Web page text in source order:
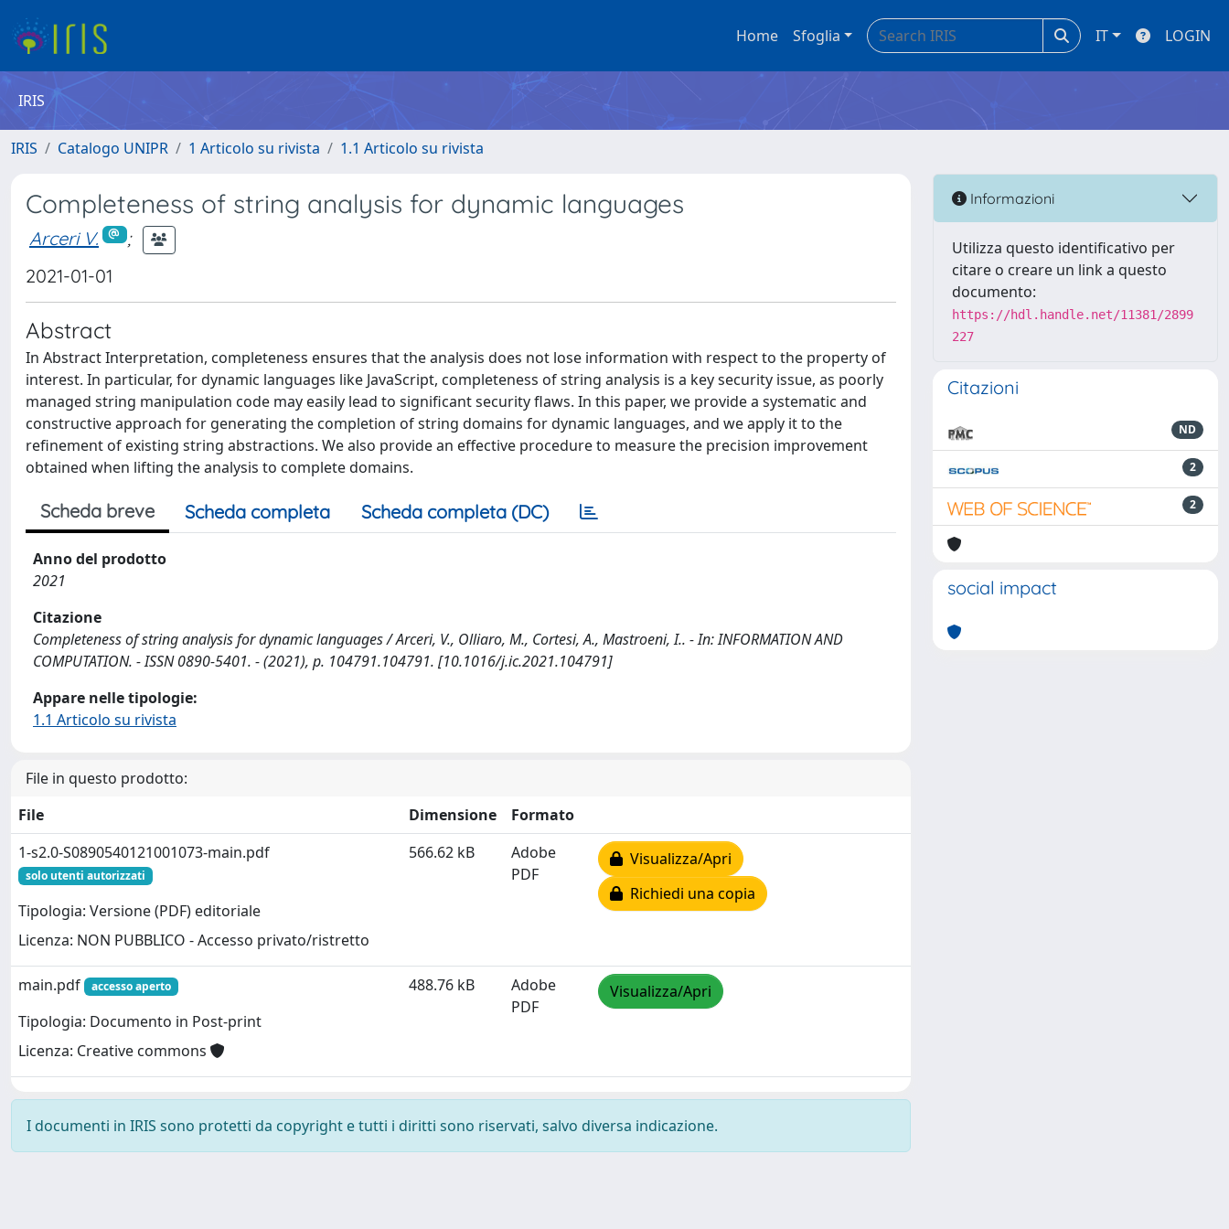
Home Sfoglia IT LOGIN
IRIS
IRIS Catalogo UNIPR 1 Articolo su rivista 1.1 Articolo su rivista
Completeness of string analysis for dynamic languages
Arceri V.
;
2021-01-01
Abstract
In Abstract Interpretation, completeness ensures that the analysis does not lose information with respect to the property of
interest. In particular, for dynamic languages like JavaScript, completeness of string analysis is a key security issue, as poorly
managed string manipulation code may easily lead to significant security flaws. In this paper, we provide a systematic and
constructive approach for generating the completion of string domains for dynamic languages, and we apply it to the
refinement of existing string abstractions. We also provide an effective procedure to measure the precision improvement
obtained when lifting the analysis to complete domains.
Scheda breve Scheda completa Scheda completa (DC)
Anno del prodotto
2021
Citazione
Completeness of string analysis for dynamic languages / Arceri, V., Olliaro, M., Cortesi, A., Mastroeni, I.. - In: INFORMATION AND
COMPUTATION. - ISSN 0890-5401. - (2021), p. 104791.104791. [10.1016/j.ic.2021.104791]
Appare nelle tipologie:
1.1 Articolo su rivista
File in questo prodotto:
File
Dimensione
Formato
1-s2.0-S0890540121001073-main.pdf
solo utenti autorizzati
Tipologia: Versione (PDF) editoriale
Licenza: NON PUBBLICO - Accesso privato/ristretto
566.62 kB
Adobe
PDF
Visualizza/Apri
Richiedi una copia
main.pdf accesso aperto
Tipologia: Documento in Post-print
Licenza: Creative commons
488.76 kB
Adobe
PDF
Visualizza/Apri
I documenti in IRIS sono protetti da copyright e tutti i diritti sono riservati, salvo diversa indicazione.
Informazioni
Utilizza questo identificativo per
citare o creare un link a questo
documento:
https://hdl.handle.net/11381/2899
227
Citazioni
ND
2
2
social impact